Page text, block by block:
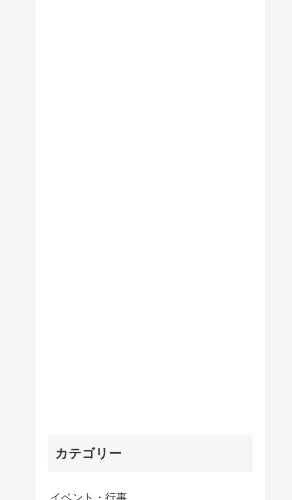
カテゴリー
イベント・行事